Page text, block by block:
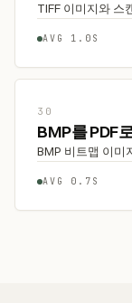
TIFF 이미지와 스
AVG 1.0S
30
BMP를 PDF
BMP 비트맵 이미
AVG 0.7S